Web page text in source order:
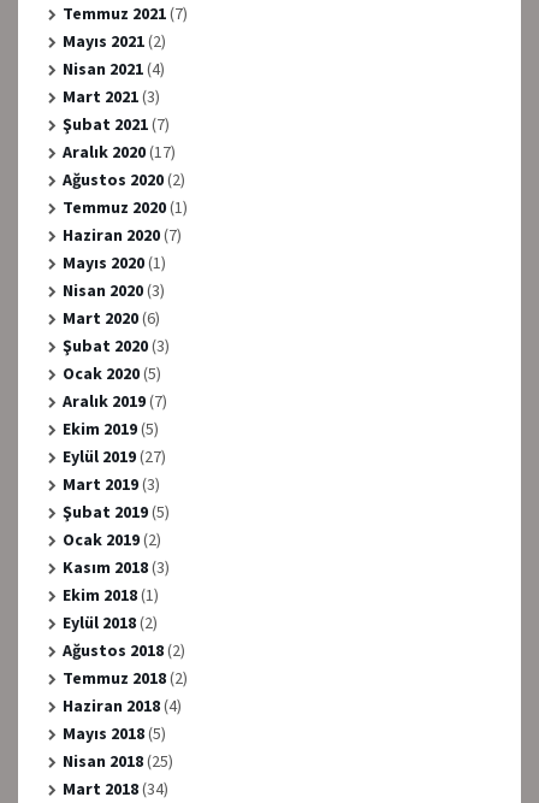
Temmuz 2021(7)
Mayıs 2021(2)
Nisan 2021(4)
Mart 2021(3)
Şubat 2021(7)
Aralık 2020(17)
Ağustos 2020(2)
Temmuz 2020(1)
Haziran 2020(7)
Mayıs 2020(1)
Nisan 2020(3)
Mart 2020(6)
Şubat 2020(3)
Ocak 2020(5)
Aralık 2019(7)
Ekim 2019(5)
Eylül 2019(27)
Mart 2019(3)
Şubat 2019(5)
Ocak 2019(2)
Kasım 2018(3)
Ekim 2018(1)
Eylül 2018(2)
Ağustos 2018(2)
Temmuz 2018(2)
Haziran 2018(4)
Mayıs 2018(5)
Nisan 2018(25)
Mart 2018(34)